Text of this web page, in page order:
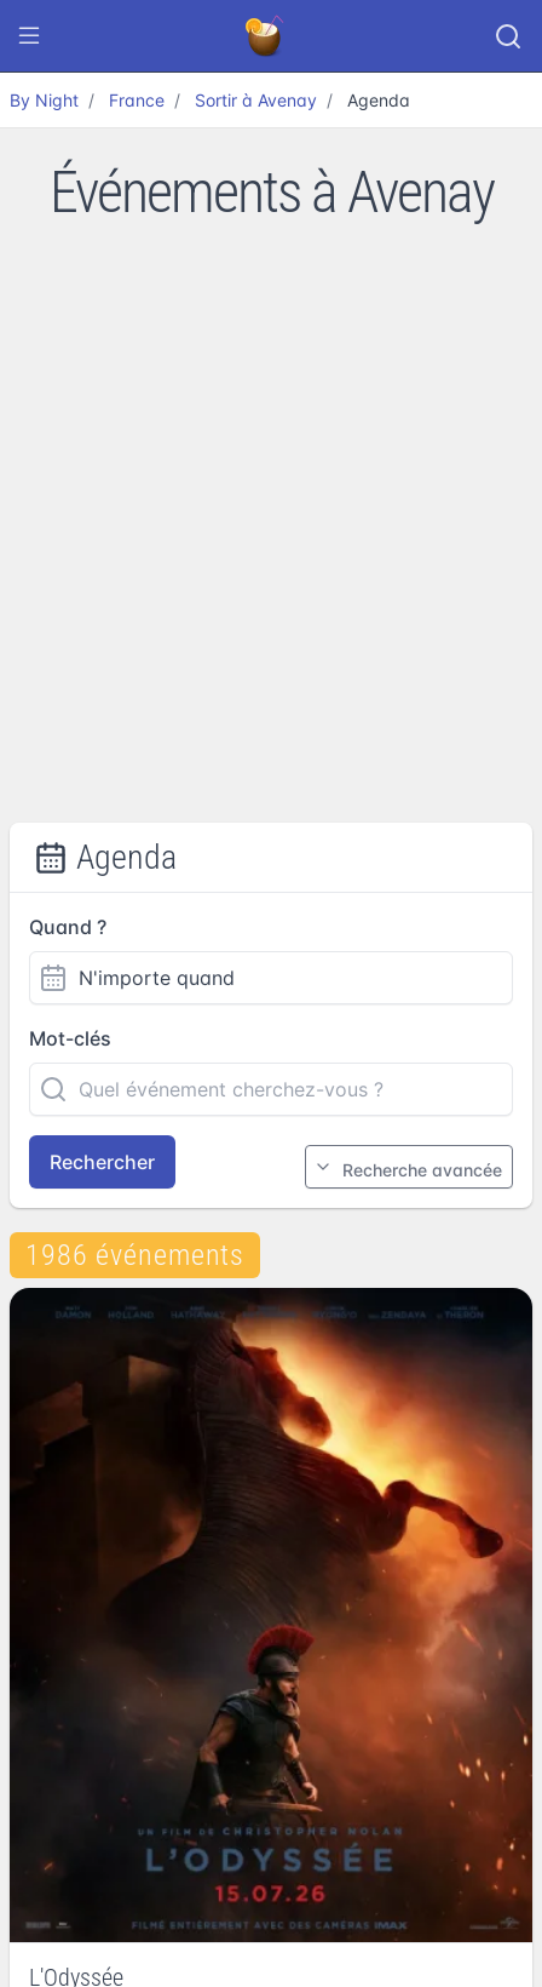
By Night France Sortir à Avenay Agenda
Événements à Avenay
Agenda
Quand ?
Mot-clés
Rechercher Recherche avancée
1986 événements
L'Odyssée